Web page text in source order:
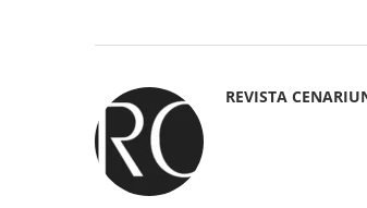
REVISTA